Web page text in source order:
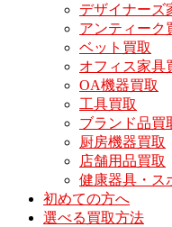
デザイナーズ
アンティーク
ベット買取
オフィス家具
OA機器買取
工具買取
ブランド品買
厨房機器買取
店舗用品買取
健康器具・ス
初めての方へ
選べる買取方法